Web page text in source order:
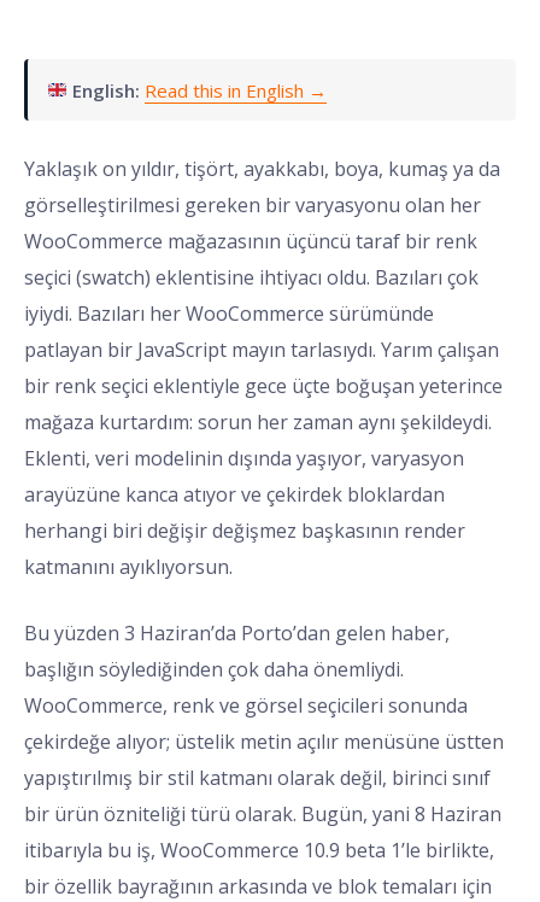
English: Read this in English →
Yaklaşık on yıldır, tişört, ayakkabı, boya, kumaş ya da
görselleştirilmesi gereken bir varyasyonu olan her
WooCommerce mağazasının üçüncü taraf bir renk
seçici (swatch) eklentisine ihtiyacı oldu. Bazıları çok
iyiydi. Bazıları her WooCommerce sürümünde
patlayan bir JavaScript mayın tarlasıydı. Yarım çalışan
bir renk seçici eklentiyle gece üçte boğuşan yeterince
mağaza kurtardım: sorun her zaman aynı şekildeydi.
Eklenti, veri modelinin dışında yaşıyor, varyasyon
arayüzüne kanca atıyor ve çekirdek bloklardan
herhangi biri değişir değişmez başkasının render
katmanını ayıklıyorsun.
Bu yüzden 3 Haziran’da Porto’dan gelen haber,
başlığın söylediğinden çok daha önemliydi.
WooCommerce, renk ve görsel seçicileri sonunda
çekirdeğe alıyor; üstelik metin açılır menüsüne üstten
yapıştırılmış bir stil katmanı olarak değil, birinci sınıf
bir ürün özniteliği türü olarak. Bugün, yani 8 Haziran
itibarıyla bu iş, WooCommerce 10.9 beta 1’le birlikte,
bir özellik bayrağının arkasında ve blok temaları için